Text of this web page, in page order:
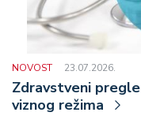
NOVOST 23.07.2026.
Zdravstveni
viznog režima